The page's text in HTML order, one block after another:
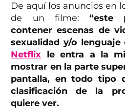
De aquí los anuncios en
de un filme: “este
contener escenas de
sexualidad y/o lenguaje
Netflix le entra a la
mostrar en la parte
pantalla, en todo tipo
clasificación de la
quiere ver.